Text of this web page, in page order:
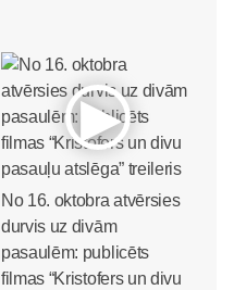
No 16. oktobra atvērsies
durvis uz divām
pasaulēm: publicēts
filmas “Kristofers un divu